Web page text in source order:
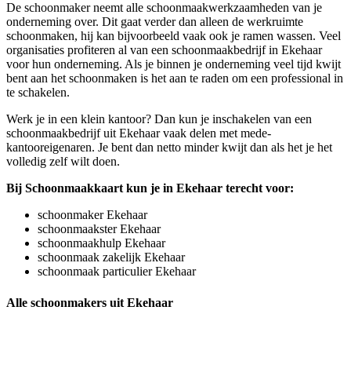
De schoonmaker neemt alle schoonmaakwerkzaamheden van je
onderneming over. Dit gaat verder dan alleen de werkruimte
schoonmaken, hij kan bijvoorbeeld vaak ook je ramen wassen. Veel
organisaties profiteren al van een schoonmaakbedrijf in Ekehaar
voor hun onderneming. Als je binnen je onderneming veel tijd kwijt
bent aan het schoonmaken is het aan te raden om een professional in
te schakelen.
Werk je in een klein kantoor? Dan kun je inschakelen van een
schoonmaakbedrijf uit Ekehaar vaak delen met mede-
kantooreigenaren. Je bent dan netto minder kwijt dan als het je het
volledig zelf wilt doen.
Bij Schoonmaakkaart kun je in Ekehaar terecht voor:
schoonmaker Ekehaar
schoonmaakster Ekehaar
schoonmaakhulp Ekehaar
schoonmaak zakelijk Ekehaar
schoonmaak particulier Ekehaar
Alle schoonmakers uit Ekehaar